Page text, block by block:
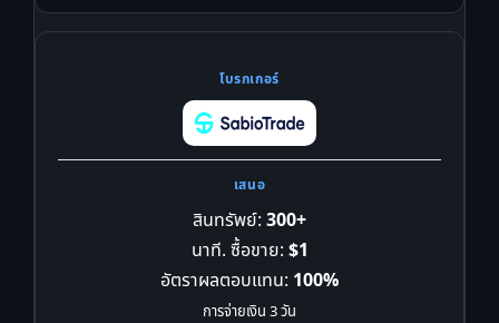
สินทรัพย์: 300+
นาที. ซื้อขาย: $1
อัตราผลตอบแทน: 100%
การจ่ายเงิน 3 วัน